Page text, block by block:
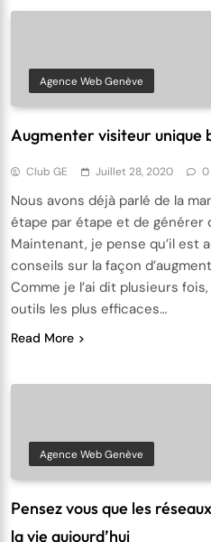
Agence Web Genève
Augmenter visiteur unique
Club GE Juillet 28, 2020 0
Nous avons déjà parlé de la
étape par étape et de générer
Maintenant, je pense qu’il est
conseils sur la façon
Comme je l’ai dit plusieurs
outils les plus efficaces…
Read More
Agence Web Genève
Pensez vous que les
la vie aujourd’hui